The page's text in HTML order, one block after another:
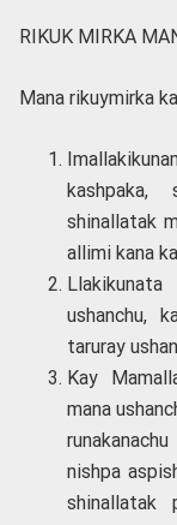
RIKUK MIRKA
Mana rikuymirka
kashpaka,
shinallatak
allimi kana
Llakikunata
ushanchu,
taruray
Kay
mana
nishpa
shinallatak